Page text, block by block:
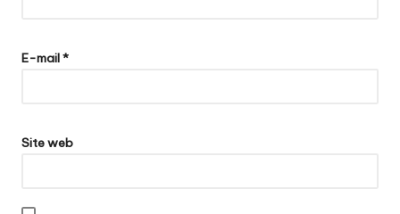
E-mail*
Site web